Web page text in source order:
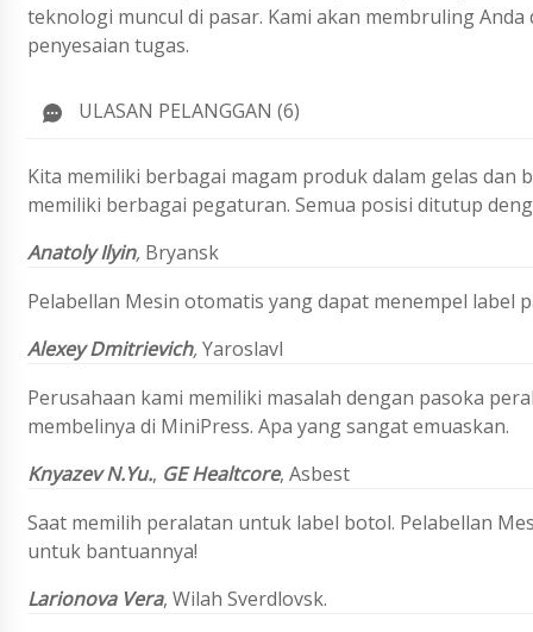
teknologi muncul di pasar. Kami akan membruling
penyesaian tugas.
ULASAN PELANGGAN (6)
Kita memiliki berbagai magam produk dalam gelas
memiliki berbagai pegaturan. Semua posisi ditutup
Anatoly Ilyin, Bryansk
Pelabellan Mesin otomatis yang dapat menempel
Alexey Dmitrievich,Yaroslavl
Perusahaan kami memiliki masalah dengan pasoka
membelinya di MiniPress. Apa yang sangat emuaskan.
Knyazev N.Yu., GE Healtcore, Asbest
Saat memilih peralatan untuk label botol. Pelabellan
untuk bantuannya!
Larionova Vera, Wilah Sverdlovsk.